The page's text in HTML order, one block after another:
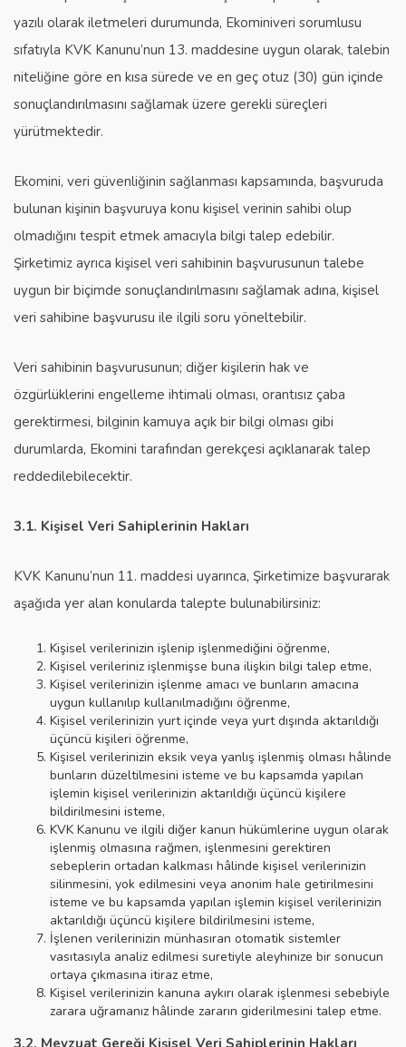
yazılı olarak iletmeleri durumunda, Ekominiveri sorumlusu
sıfatıyla KVK Kanunu’nun 13. maddesine uygun olarak, talebin
niteliğine göre en kısa sürede ve en geç otuz (30) gün içinde
sonuçlandırılmasını sağlamak üzere gerekli süreçleri
yürütmektedir.
Ekomini, veri güvenliğinin sağlanması kapsamında, başvuruda
bulunan kişinin başvuruya konu kişisel verinin sahibi olup
olmadığını tespit etmek amacıyla bilgi talep edebilir.
Şirketimiz ayrıca kişisel veri sahibinin başvurusunun talebe
uygun bir biçimde sonuçlandırılmasını sağlamak adına, kişisel
veri sahibine başvurusu ile ilgili soru yöneltebilir.
Veri sahibinin başvurusunun; diğer kişilerin hak ve
özgürlüklerini engelleme ihtimali olması, orantısız çaba
gerektirmesi, bilginin kamuya açık bir bilgi olması gibi
durumlarda, Ekomini tarafından gerekçesi açıklanarak talep
reddedilebilecektir.
3.1. Kişisel Veri Sahiplerinin Hakları
KVK Kanunu’nun 11. maddesi uyarınca, Şirketimize başvurarak
aşağıda yer alan konularda talepte bulunabilirsiniz:
Kişisel verilerinizin işlenip işlenmediğini öğrenme,
Kişisel verileriniz işlenmişse buna ilişkin bilgi talep etme,
Kişisel verilerinizin işlenme amacı ve bunların amacına
uygun kullanılıp kullanılmadığını öğrenme,
Kişisel verilerinizin yurt içinde veya yurt dışında aktarıldığı
üçüncü kişileri öğrenme,
Kişisel verilerinizin eksik veya yanlış işlenmiş olması hâlinde
bunların düzeltilmesini isteme ve bu kapsamda yapılan
işlemin kişisel verilerinizin aktarıldığı üçüncü kişilere
bildirilmesini isteme,
KVK Kanunu ve ilgili diğer kanun hükümlerine uygun olarak
işlenmiş olmasına rağmen, işlenmesini gerektiren
sebeplerin ortadan kalkması hâlinde kişisel verilerinizin
silinmesini, yok edilmesini veya anonim hale getirilmesini
isteme ve bu kapsamda yapılan işlemin kişisel verilerinizin
aktarıldığı üçüncü kişilere bildirilmesini isteme,
İşlenen verilerinizin münhasıran otomatik sistemler
vasıtasıyla analiz edilmesi suretiyle aleyhinize bir sonucun
ortaya çıkmasına itiraz etme,
Kişisel verilerinizin kanuna aykırı olarak işlenmesi sebebiyle
zarara uğramanız hâlinde zararın giderilmesini talep etme.
3.2. Mevzuat Gereği Kişisel Veri Sahiplerinin Hakları